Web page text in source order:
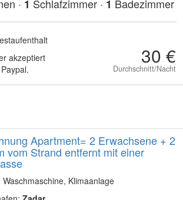
· 1 Schlafzimmer · 1 Badezimmer
30 €
Durchschnitt/Nacht
Apartment= 2 Erwachsene + 2
vom Strand entfernt mit einer
Klimaanlage